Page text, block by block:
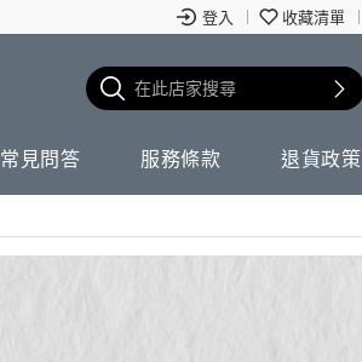
登入 收藏清單
常見問答 服務條款 退貨政策